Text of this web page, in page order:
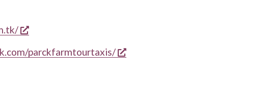
s'ouvre dans une nouvelle fenêtre
parckfarmtourtaxis/
s'ouvre dans une nouvelle fenêtre